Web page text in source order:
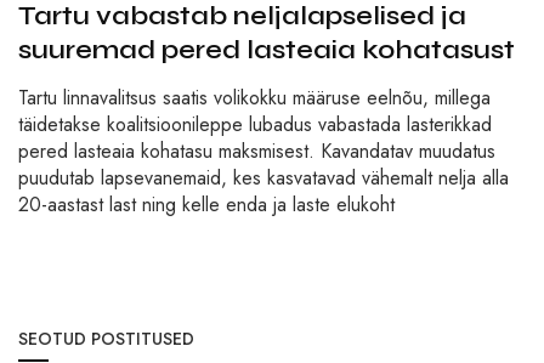
Tartu vabastab neljalapselised ja
suuremad pered lasteaia kohatasust
Tartu linnavalitsus saatis volikokku määruse eelnõu, millega
täidetakse koalitsioonileppe lubadus vabastada lasterikkad
pered lasteaia kohatasu maksmisest. Kavandatav muudatus
puudutab lapsevanemaid, kes kasvatavad vähemalt nelja alla
20-aastast last ning kelle enda ja laste elukoht
SEOTUD POSTITUSED